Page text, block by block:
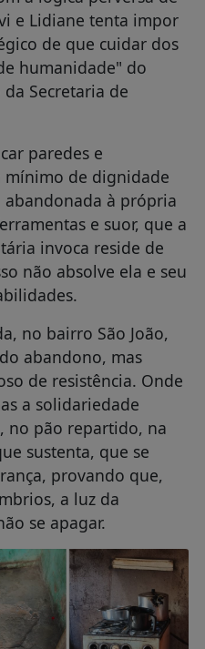
e Lidiane tenta impor
de que cuidar dos
humanidade" do
Secretaria de
paredes e
de dignidade
à própria
e suor, que a
invoca reside de
não absolve ela e seu
no bairro São João,
abandono, mas
de resistência. Onde
a solidariedade
no pão repartido, na
sustenta, que se
provando que,
a luz da
se apagar.